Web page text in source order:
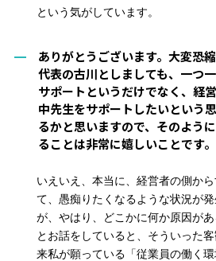
という気がしています。
ありがとうございます。大変恐縮
代表の古川としましても、一つ
サポートというだけでなく、経
中先生をサポートしたいという
るかと思いますので、そのよう
ることは非常に嬉しいことです。
いえいえ、本当に、経営者の側から
て、 愚痴りたくなるような状況が
が、やはり、どこかに何か原因があ
とお話をしていると、 そういった
来私が願っている「従業員の働く